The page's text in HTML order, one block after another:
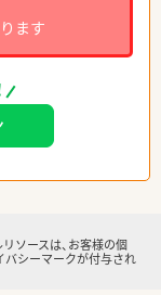
ます
ソースは、お客様の個
シーマークが付与され